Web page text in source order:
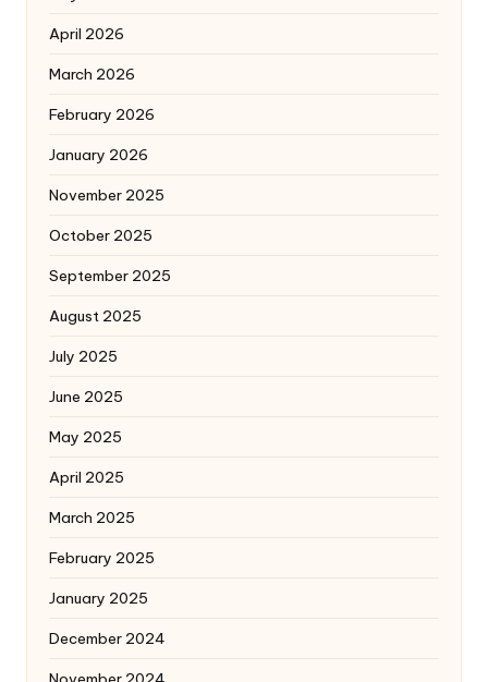
April 2026
March 2026
February 2026
January 2026
November 2025
October 2025
September 2025
August 2025
July 2025
June 2025
May 2025
April 2025
March 2025
February 2025
January 2025
December 2024